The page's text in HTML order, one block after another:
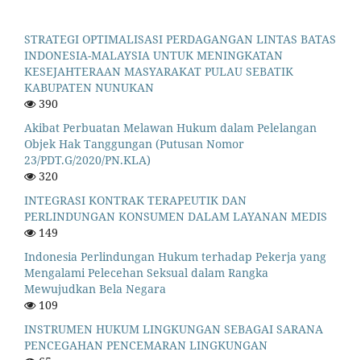
STRATEGI OPTIMALISASI PERDAGANGAN LINTAS BATAS
INDONESIA-MALAYSIA UNTUK MENINGKATAN
KESEJAHTERAAN MASYARAKAT PULAU SEBATIK
KABUPATEN NUNUKAN
390
Akibat Perbuatan Melawan Hukum dalam Pelelangan
Objek Hak Tanggungan (Putusan Nomor
23/PDT.G/2020/PN.KLA)
320
INTEGRASI KONTRAK TERAPEUTIK DAN
PERLINDUNGAN KONSUMEN DALAM LAYANAN MEDIS
149
Indonesia Perlindungan Hukum terhadap Pekerja yang
Mengalami Pelecehan Seksual dalam Rangka
Mewujudkan Bela Negara
109
INSTRUMEN HUKUM LINGKUNGAN SEBAGAI SARANA
PENCEGAHAN PENCEMARAN LINGKUNGAN